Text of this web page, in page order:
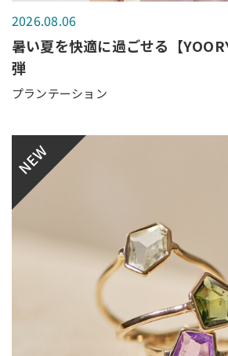
2026.08.06
暑い夏を快適に過ごせる【
弾
プランテーション
NEW